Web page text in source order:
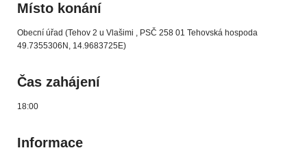
Místo konání
Obecní úřad (Tehov 2 u Vlašimi , PSČ 258 01 Tehovská hospoda
49.7355306N, 14.9683725E)
Čas zahájení
18:00
Informace